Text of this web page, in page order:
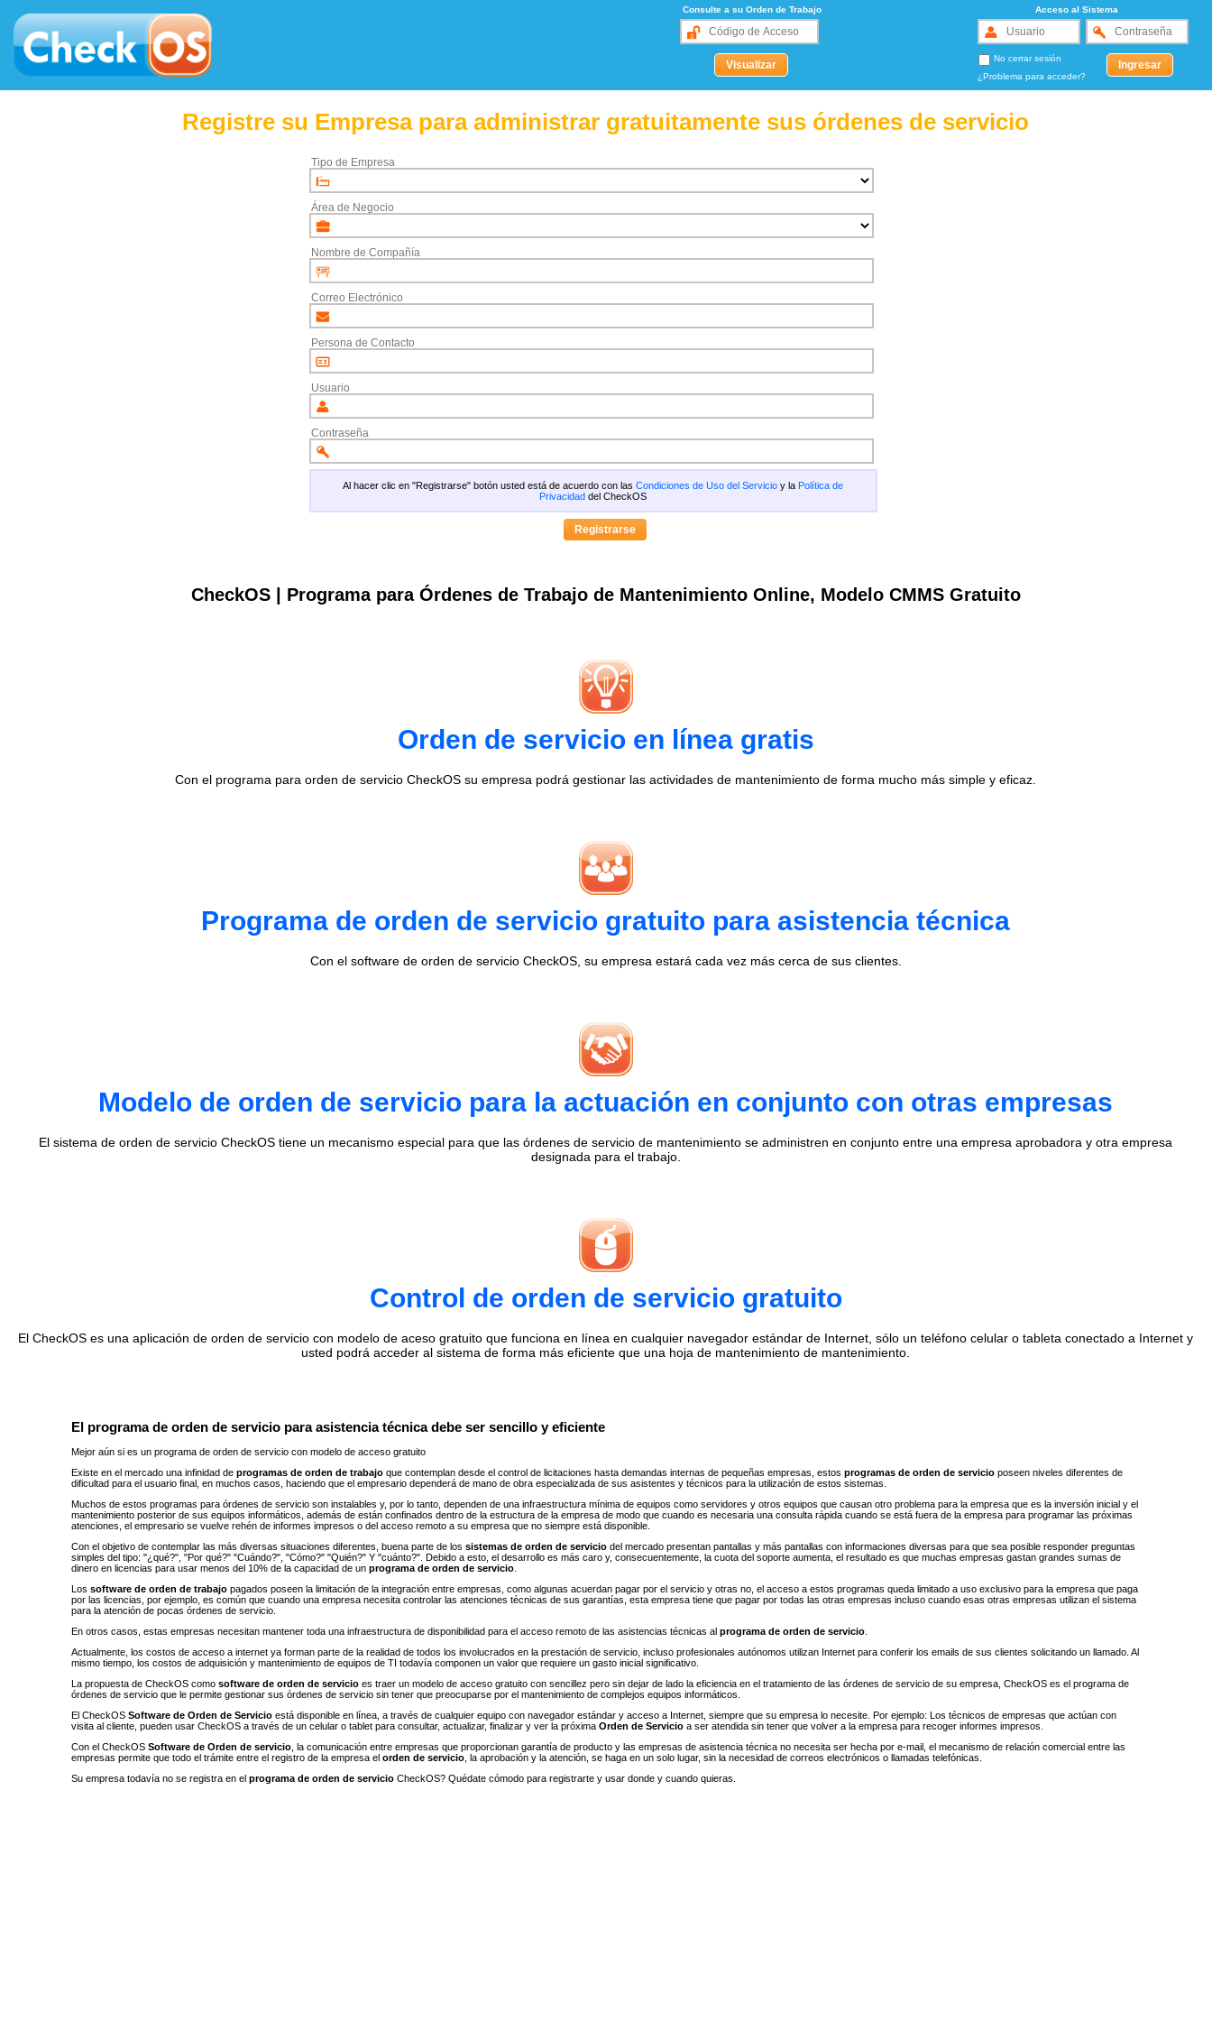
Consulte a su Orden de Trabajo Acceso al Sistema
No cerrar sesión
¿Problema para acceder?
Registre su Empresa para administrar gratuitamente sus órdenes de servicio
Tipo de Empresa
Área de Negocio
Nombre de Compañía
Correo Electrónico
Persona de Contacto
Usuario
Contraseña
Al hacer clic en "Registrarse" botón usted está de acuerdo con lasCondiciones de Uso del Servicio y la Política de
Privacidad del CheckOS
CheckOS | Programa para Órdenes de Trabajo de Mantenimiento Online, Modelo CMMS Gratuito
Orden de servicio en línea gratis
Con el programa para orden de servicio CheckOS su empresa podrá gestionar las actividades de mantenimiento de forma mucho más simple y eficaz.
Programa de orden de servicio gratuito para asistencia técnica
Con el software de orden de servicio CheckOS, su empresa estará cada vez más cerca de sus clientes.
Modelo de orden de servicio para la actuación en conjunto con otras empresas
El sistema de orden de servicio CheckOS tiene un mecanismo especial para que las órdenes de servicio de mantenimiento se administren en conjunto entre una empresa aprobadora y otra empresa
designada para el trabajo.
Control de orden de servicio gratuito
El CheckOS es una aplicación de orden de servicio con modelo de aceso gratuito que funciona en línea en cualquier navegador estándar de Internet, sólo un teléfono celular o tableta conectado a Internet y
usted podrá acceder al sistema de forma más eficiente que una hoja de mantenimiento de mantenimiento.
El programa de orden de servicio para asistencia técnica debe ser sencillo y eficiente
Mejor aún si es un programa de orden de servicio con modelo de acceso gratuito
Existe en el mercado una infinidad deprogramas de orden de trabajo que contemplan desde el control de licitaciones hasta demandas internas de pequeñas empresas, estosprogramas de orden de servicio poseen niveles diferentes de
dificultad para el usuario final, en muchos casos, haciendo que el empresario dependerá de mano de obra especializada de sus asistentes y técnicos para la utilización de estos sistemas.
Muchos de estos programas para órdenes de servicio son instalables y, por lo tanto, dependen de una infraestructura mínima de equipos como servidores y otros equipos que causan otro problema para la empresa que es la inversión inicial y el
mantenimiento posterior de sus equipos informáticos, además de están confinados dentro de la estructura de la empresa de modo que cuando es necesaria una consulta rápida cuando se está fuera de la empresa para programar las próximas
atenciones, el empresario se vuelve rehén de informes impresos o del acceso remoto a su empresa que no siempre está disponible.
Con el objetivo de contemplar las más diversas situaciones diferentes, buena parte de lossistemas de orden de servicio del mercado presentan pantallas y más pantallas con informaciones diversas para que sea posible responder preguntas
simples del tipo: "¿qué?", ​​"Por qué?" "Cuándo?", "Cómo?" "Quién?" Y "cuánto?". Debido a esto, el desarrollo es más caro y, consecuentemente, la cuota del soporte aumenta, el resultado es que muchas empresas gastan grandes sumas de
dinero en licencias para usar menos del 10% de la capacidad de unprograma de orden de servicio
Lossoftware de orden de trabajo pagados poseen la limitación de la integración entre empresas, como algunas acuerdan pagar por el servicio y otras no, el acceso a estos programas queda limitado a uso exclusivo para la empresa que paga
por las licencias, por ejemplo, es común que cuando una empresa necesita controlar las atenciones técnicas de sus garantías, esta empresa tiene que pagar por todas las otras empresas incluso cuando esas otras empresas utilizan el sistema
para la atención de pocas órdenes de servicio.
En otros casos, estas empresas necesitan mantener toda una infraestructura de disponibilidad para el acceso remoto de las asistencias técnicas alprograma de orden de servicio
Actualmente, los costos de acceso a internet ya forman parte de la realidad de todos los involucrados en la prestación de servicio, incluso profesionales autónomos utilizan Internet para conferir los emails de sus clientes solicitando un llamado. Al
mismo tiempo, los costos de adquisición y mantenimiento de equipos de TI todavía componen un valor que requiere un gasto inicial significativo.
La propuesta de CheckOS comosoftware de orden de servicio es traer un modelo de acceso gratuito con sencillez pero sin dejar de lado la eficiencia en el tratamiento de las órdenes de servicio de su empresa, CheckOS es el programa de
órdenes de servicio que le permite gestionar sus órdenes de servicio sin tener que preocuparse por el mantenimiento de complejos equipos informáticos.
El CheckOSSoftware de Orden de Servicio está disponible en línea, a través de cualquier equipo con navegador estándar y acceso a Internet, siempre que su empresa lo necesite. Por ejemplo: Los técnicos de empresas que actúan con
visita al cliente, pueden usar CheckOS a través de un celular o tablet para consultar, actualizar, finalizar y ver la próximaOrden de Servicio a ser atendida sin tener que volver a la empresa para recoger informes impresos.
Con el CheckOSSoftware de Orden de servicio , la comunicación entre empresas que proporcionan garantía de producto y las empresas de asistencia técnica no necesita ser hecha por e-mail, el mecanismo de relación comercial entre las
empresas permite que todo el trámite entre el registro de la empresa elorden de servicio , la aprobación y la atención, se haga en un solo lugar, sin la necesidad de correos electrónicos o llamadas telefónicas.
Su empresa todavía no se registra en elprograma de orden de servicio CheckOS? Quédate cómodo para registrarte y usar donde y cuando quieras.